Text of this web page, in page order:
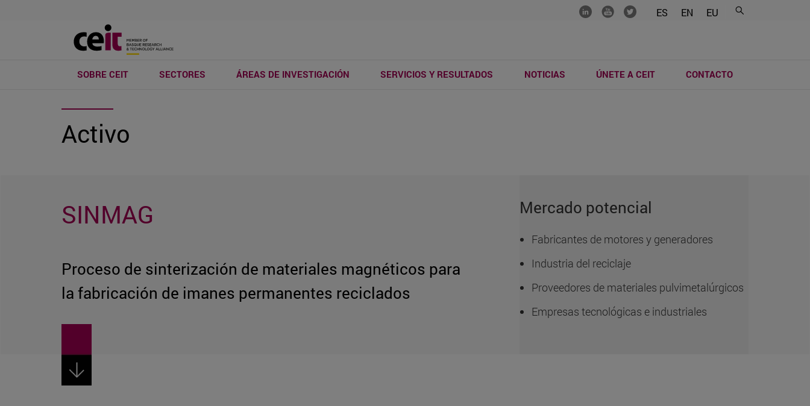
ES EN EU
....... ....... .......
SOBRE CEIT SECTORES ÁREAS DE INVESTIGACIÓN SERVICIOS Y RESULTADOS NOTICIAS ÚNETE A CEIT CONTACTO
Activo
SINMAG
Proceso de sinterización de materiales magnéticos para
la fabricación de imanes permanentes reciclados
Mercado potencial
Fabricantes de motores y generadores
Industria del reciclaje
Proveedores de materiales pulvimetalúrgicos
Empresas tecnológicas e industriales